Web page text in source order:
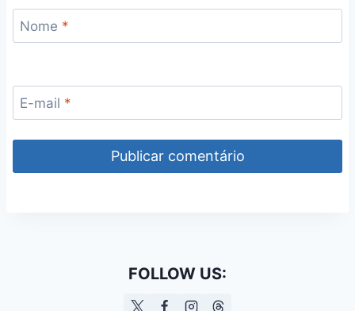
Nome *
E-mail *
FOLLOW US: